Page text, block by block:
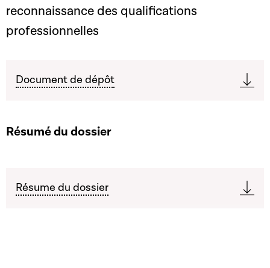
reconnaissance des qualifications
professionnelles
Document de dépôt
Résumé du dossier
Résume du dossier